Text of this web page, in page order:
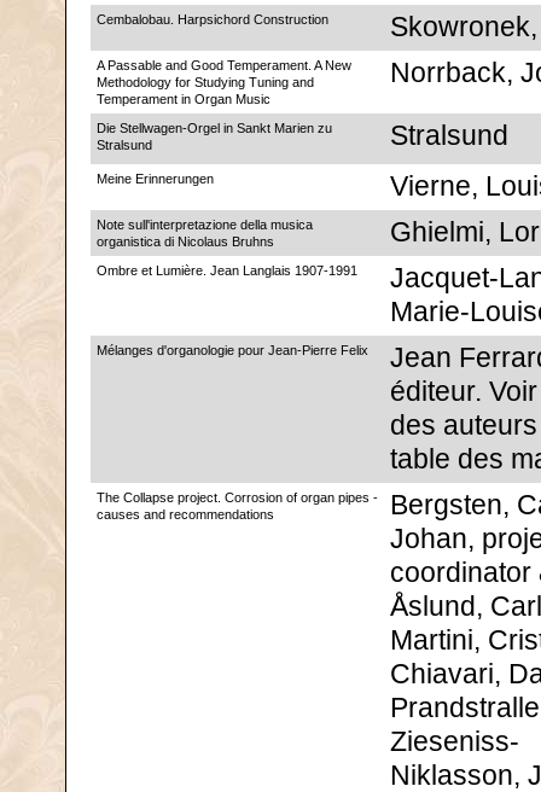
Cembalobau. Harpsichord Construction
A Passable and Good Temperament. A New
Methodology for Studying Tuning and
Temperament in Organ Music
Norrback,
Die Stellwagen-Orgel in Sankt Marien zu
Stralsund
Stralsund
Meine Erinnerungen Vierne,
Note sull'interpretazione della musica
organistica di Nicolaus Bruhns
Ghielmi,
Ombre et Lumière. Jean Langlais 1907-1991
Jacquet-
Marie-
Mélanges d'organologie pour Jean-Pierre Felix
Jean
éditeur.
des
table des
The Collapse project. Corrosion of organ pipes -
causes and recommendations
Bergsten,
Johan,
coordinator
Åslund,
Martini,
Chiavari,
Zieseniss-
Niklasson,